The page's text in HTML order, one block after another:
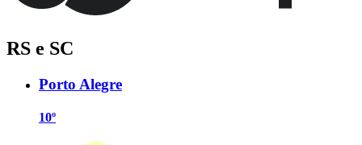
RS e SC
Porto Alegre
10º